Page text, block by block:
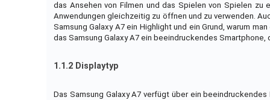
das Ansehen von Filmen und das Spielen von Spielen zu
Anwendungen gleichzeitig zu öffnen und zu verwenden.
Samsung Galaxy A7 ein Highlight und ein Grund, warum
das Samsung Galaxy A7 ein beeindruckendes
1.1.2 Displaytyp
Das Samsung Galaxy A7 verfügt über ein